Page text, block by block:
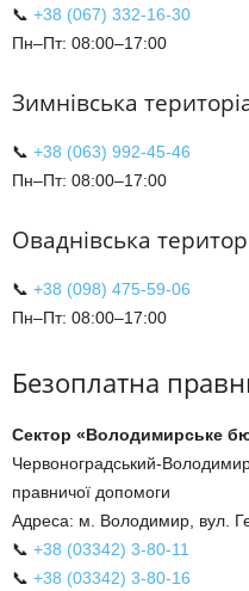
📞 +38 (067) 332-16-30
Пн–Пт: 08:00–17:00
Зимнівська
📞 +38 (063) 992-45-46
Пн–Пт: 08:00–17:00
Оваднівська
📞 +38 (098) 475-59-06
Пн–Пт: 08:00–17:00
Безоплатна
Сектор «Володимирське
Червоноградський-
правничої допомоги
Адреса: м. Володимир, вул.
📞 +38 (03342) 3-80-11
📞 +38 (03342) 3-80-16